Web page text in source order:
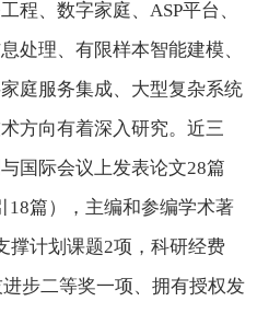
程、数字家庭、 ASP平台、
处理、有限样本智能建模、
庭服务集成、大型复杂系统
方向有着深入研究。近三
国际会议上发表论文28篇
18篇），主编和参编学术著
撑计划课题2项，科研经费
步二等奖一项、拥有授权发